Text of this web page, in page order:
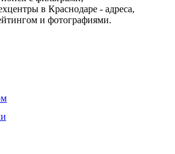
в Краснодаре - адреса,
и фотографиями.